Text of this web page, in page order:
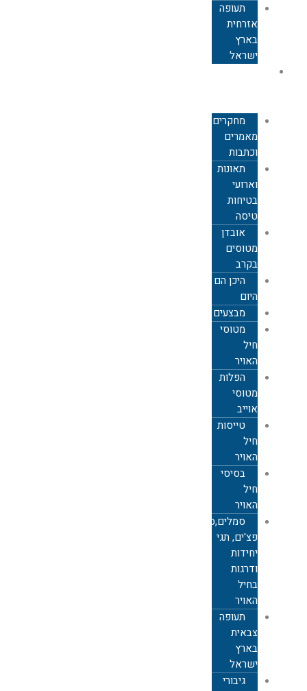
תעופה
אזרחית
בארץ
ישראל
מחקרים,
מאמרים
וכתבות
תאונות
וארועי
בטיחות
טיסה
אובדן
מטוסים
בקרב
היכן הם
היום
מבצעים
מטוסי
חיל
האויר
הפלות
מטוסי
אוייב
טייסות
חיל
האויר
בסיסי
חיל
האויר
סמלים,סיכות,
פצ'ים, תגי
יחידות
ודרגות
בחיל
האויר
תעופה
צבאית
בארץ
ישראל
גיבורי